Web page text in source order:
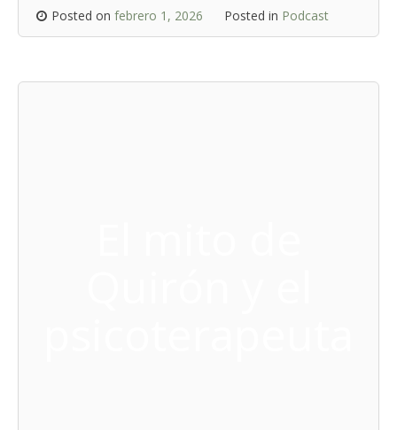
Posted on febrero 1, 2026 Posted in Podcast